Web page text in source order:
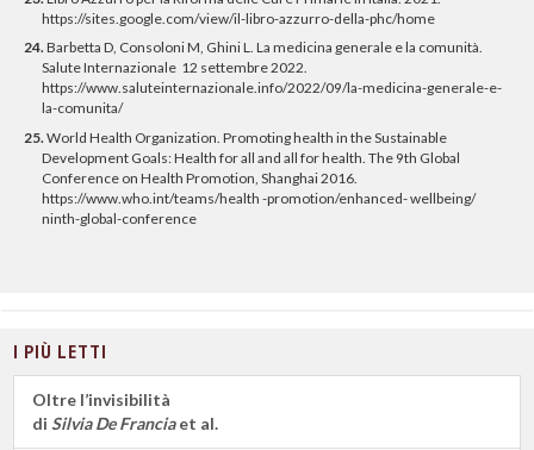
https://sites.google.com/view/il-libro-azzurro-della-phc/home
24. Barbetta D, Consoloni M, Ghini L. La medicina generale e la comunità.
Salute Internazionale 12 settembre 2022.
https://www.saluteinternazionale.info/2022/09/la-medicina-generale-e-
la-comunita/
25. World Health Organization. Promoting health in the Sustainable
Development Goals: Health for all and all for health. The 9th Global
Conference on Health Promotion, Shanghai 2016.
https://www.who.int/teams/health -promotion/enhanced- wellbeing/
ninth-global-conference
I PIÙ LETTI
Oltre l’invisibilità
di Silvia De Franciaet al.